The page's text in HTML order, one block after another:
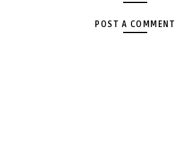
POST A COMMENT